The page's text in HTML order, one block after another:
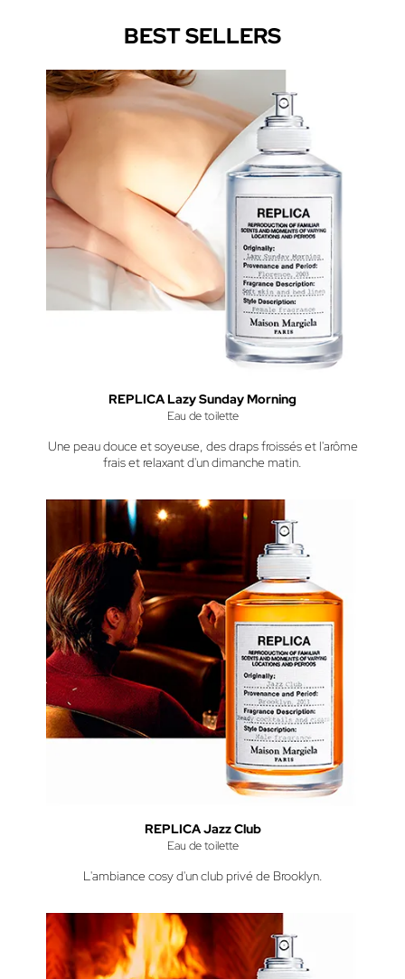
BEST SELLERS
REPLICA Lazy Sunday Morning
Eau de toilette
Une peau douce et soyeuse, des draps froissés et l'arôme
frais et relaxant d'un dimanche matin.
REPLICA Jazz Club
Eau de toilette
L'ambiance cosy d'un club privé de Brooklyn.